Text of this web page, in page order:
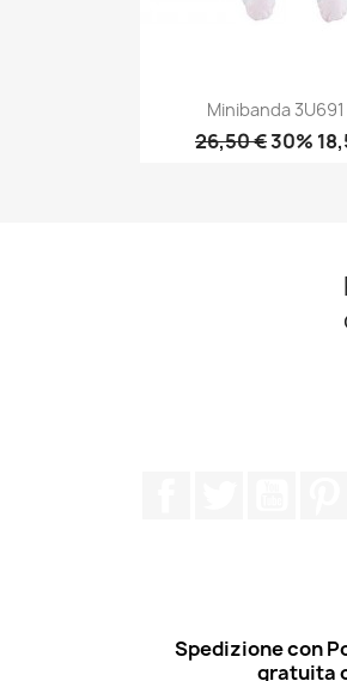
Minibanda 3U691
26,50 €30%
Spedizione con
gratuita